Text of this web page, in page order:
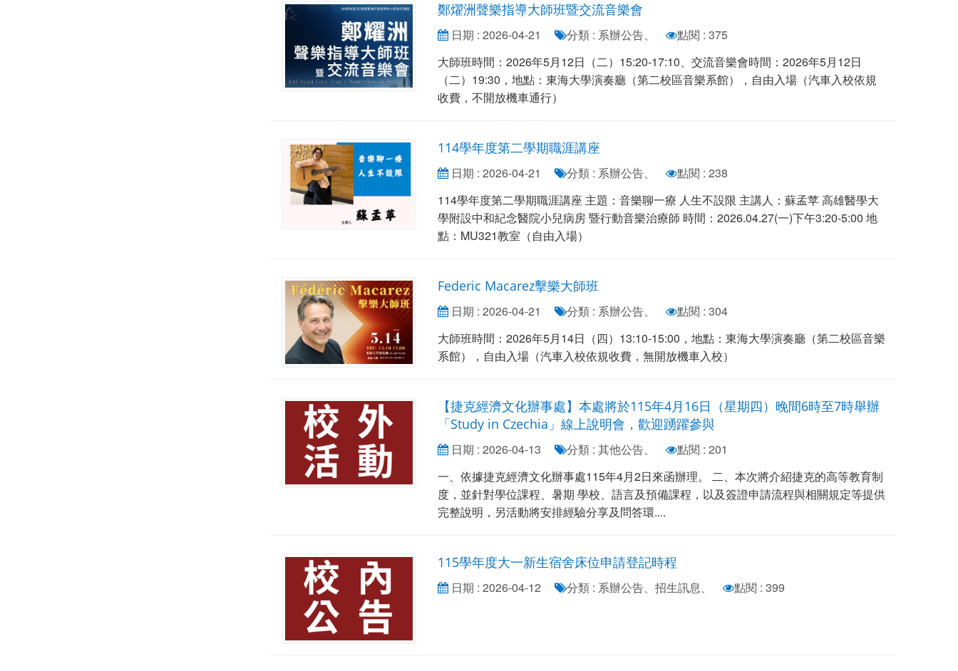
鄭燿洲聲樂指導大師班暨交流音樂會
日期 : 2026-04-21 分類 : 系辦公告、
點閱 : 375
大師班時間：2026年5月12日（二）15:20-17:10、交流音樂會時間：2026年5月12日
（二）19:30，地點：東海大學演奏廳（第二校區音樂系館），自由入場（汽車入校依規
收費，不開放機車通行）
114學年度第二學期職涯講座
日期 : 2026-04-21 分類 : 系辦公告、
點閱 : 238
114學年度第二學期職涯講座 主題：音樂聊一療 人生不設限 主講人：蘇孟苹 高雄醫學大
學附設中和紀念醫院小兒病房 暨行動音樂治療師 時間：2026.04.27(一)下午3:20-5:00 地
點：MU321教室（自由入場）
Federic Macarez擊樂大師班
日期 : 2026-04-21 分類 : 系辦公告、
點閱 : 304
大師班時間：2026年5月14日（四）13:10-15:00，地點：東海大學演奏廳（第二校區音樂
系館），自由入場（汽車入校依規收費，無開放機車入校）
【捷克經濟文化辦事處】本處將於115年4月16日（星期四）晚間6時至7時舉辦
「Study in Czechia」線上說明會，歡迎踴躍參與
日期 : 2026-04-13 分類 : 其他公告、
點閱 : 201
一、依據捷克經濟文化辦事處115年4月2日來函辦理。 二、本次將介紹捷克的高等教育制
度，並針對學位課程、暑期 學校、語言及預備課程，以及簽證申請流程與相關規定等提供
完整說明，另活動將安排經驗分享及問答環....
115學年度大一新生宿舍床位申請登記時程
日期 : 2026-04-12 分類 : 系辦公告、招生訊息、 點閱 : 399